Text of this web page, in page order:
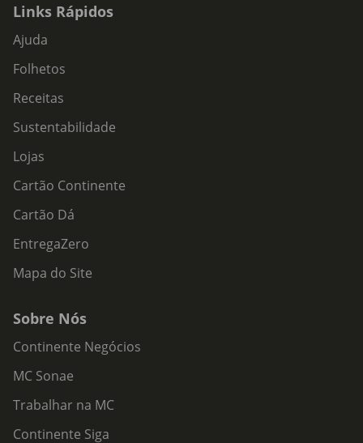
Links Rápidos
Ajuda
Folhetos
Receitas
Sustentabilidade
Lojas
Cartão Continente
Cartão Dá
EntregaZero
Mapa do Site
Sobre Nós
Continente Negócios
MC Sonae
Trabalhar na MC
Continente Siga